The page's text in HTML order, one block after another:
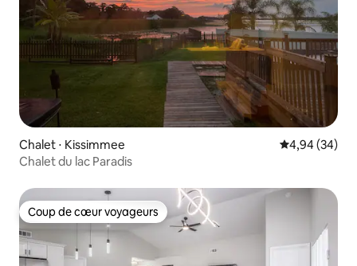
Chalet ⋅ Kissimmee Évaluation
4,94 (34)
Chalet du lac Paradis
Coup de cœur voyageurs
Coup de cœur voyageurs